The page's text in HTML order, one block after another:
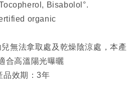
Bisabolol°.
organic
無法拿取處及乾燥陰涼處，本產
合高溫陽光曝曬
品效期：3年